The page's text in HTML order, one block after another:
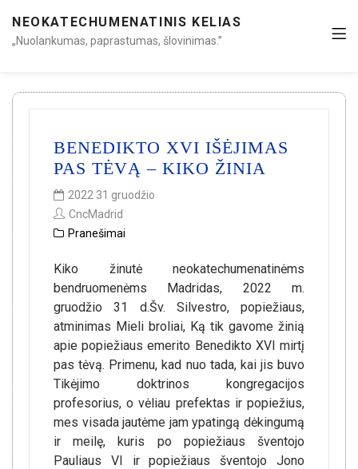
NEOKATECHUMENATINIS KELIAS
„Nuolankumas, paprastumas, šlovinimas.”
BENEDIKTO XVI IŠĖJIMAS
PAS TĖVĄ – KIKO ŽINIA
2022 31 gruodžio
CncMadrid
Pranešimai
Kiko žinutė neokatechumenatinėms
bendruomenėms Madridas, 2022 m.
gruodžio 31 d.Šv. Silvestro, popiežiaus,
atminimas Mieli broliai, Ką tik gavome žinią
apie popiežiaus emerito Benedikto XVI mirtį
pas tėvą. Primenu, kad nuo tada, kai jis buvo
Tikėjimo doktrinos kongregacijos
profesorius, o vėliau prefektas ir popiežius,
mes visada jautėme jam ypatingą dėkingumą
ir meilę, kuris po popiežiaus šventojo
Pauliaus VI ir popiežiaus šventojo Jono